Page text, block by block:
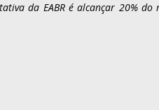
da EABR é alcançar 20%